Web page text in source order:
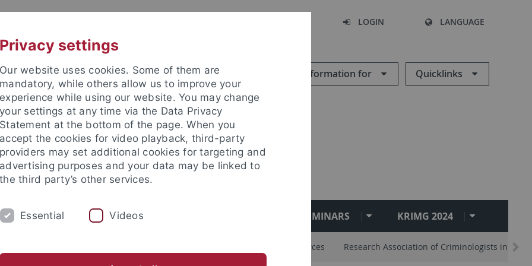
LOGIN LANGUAGE
Information for Quicklinks
STAFF RESEARCH AREAS LECTURES AND SEMINARS KRIMG 2024
Service Useful Links and Resources Research Association of Criminologists in
Privacy settings
Our website uses cookies. Some of them are
mandatory, while others allow us to improve your
experience while using our website. You may change
your settings at any time via the Data Privacy
Statement at the bottom of the page. When you
accept the cookies for video playback, third-party
providers may set additional cookies for targeting and
advertising purposes and your data may be linked to
the third party’s other services.
Essential Videos